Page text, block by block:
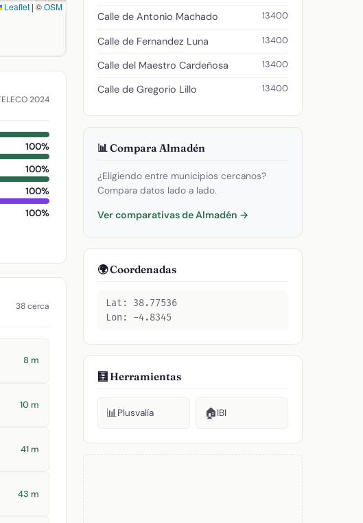
Leaflet | ©OSM
longitud -4.83449762. Código postal: 13400.
2024
100%
100%
100%
100%
38 cerca
8 m
10 m
41 m
43 m
Calle de Antonio Machado 13400
Calle de Fernandez Luna 13400
Calle del Maestro Cardeñosa 13400
Calle de Gregorio Lillo 13400
📊 Compara Almadén
¿Eligiendo entre municipios cercanos?
Compara datos lado a lado.
Ver comparativas de Almadén →
🌍 Coordenadas
Lat: 38.77536
Lon: -4.8345
🧮 Herramientas
📊Plusvalía 🏠IBI